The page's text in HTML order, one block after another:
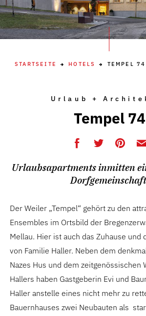
STARTSEITE HOTELS TEMPEL 74
Urlaub +
Tempel 74
Urlaubsapartments inmitten
Der Weiler „Tempel“ gehört zu den
Ensembles im Ortsbild der
Mellau. Hier ist auch das Zuhause und
von Familie Haller. Neben dem
Nazes Hus und dem zeitgenössischen
Hallers haben Gastgeberin Evi und
Haller anstelle eines nicht mehr zu
Bauernhauses zwei Neubauten als